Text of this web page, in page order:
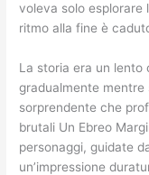
voleva solo esplorare
ritmo alla fine è
La storia era un lento
gradualmente mentre
sorprendente che
brutali Un Ebreo
personaggi, guidate
un’impressione